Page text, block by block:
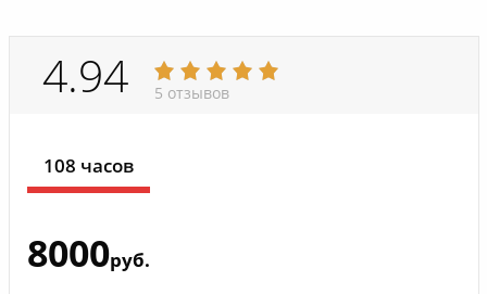
4.94 5 отзывов
108 часов
8000руб.